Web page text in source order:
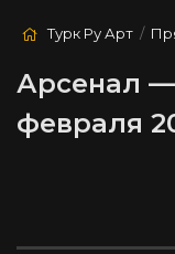
Турк Ру Арт /
Арсенал
февраля